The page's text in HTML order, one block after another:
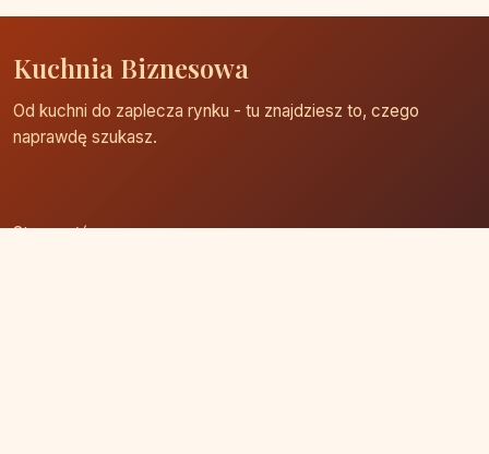
Kuchnia Biznesowa
Od kuchni do zaplecza rynku - tu znajdziesz to, czego
naprawdę szukasz.
Strona główna